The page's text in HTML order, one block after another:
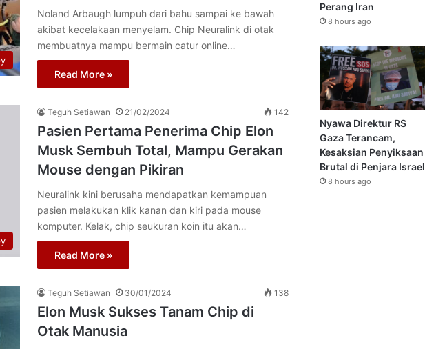
Noland Arbaugh lumpuh dari bahu sampai ke bawah
akibat kecelakaan menyelam. Chip Neuralink di otak
membuatnya mampu bermain catur online…
Read More »
Teguh Setiawan 21/02/2024 142
Pasien Pertama Penerima Chip Elon
Musk Sembuh Total, Mampu Gerakan
Mouse dengan Pikiran
Neuralink kini berusaha mendapatkan kemampuan
pasien melakukan klik kanan dan kiri pada mouse
komputer. Kelak, chip seukuran koin itu akan…
Read More »
Teguh Setiawan 30/01/2024 138
Elon Musk Sukses Tanam Chip di
Otak Manusia
Perang Iran
8 hours ago
Nyawa Direktur RS
Gaza Terancam,
Kesaksian Penyiksaan
Brutal di Penjara Israel
8 hours ago